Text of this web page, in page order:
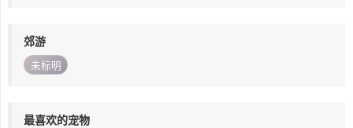
郊游
未标明
最喜欢的宠物